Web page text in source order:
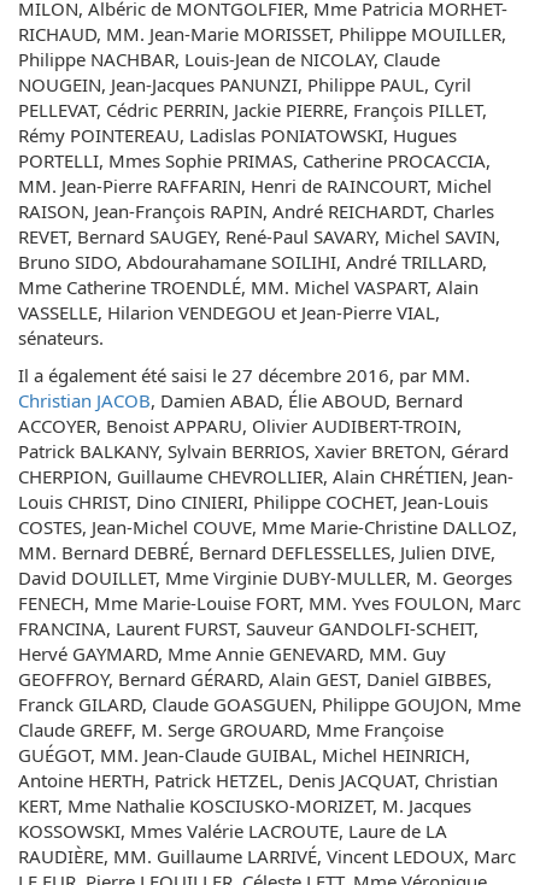
MILON, Albéric de MONTGOLFIER, Mme Patricia MORHET-
RICHAUD, MM. Jean-Marie MORISSET, Philippe MOUILLER,
Philippe NACHBAR, Louis-Jean de NICOLAY, Claude
NOUGEIN, Jean-Jacques PANUNZI, Philippe PAUL, Cyril
PELLEVAT, Cédric PERRIN, Jackie PIERRE, François PILLET,
Rémy POINTEREAU, Ladislas PONIATOWSKI, Hugues
PORTELLI, Mmes Sophie PRIMAS, Catherine PROCACCIA,
MM. Jean-Pierre RAFFARIN, Henri de RAINCOURT, Michel
RAISON, Jean-François RAPIN, André REICHARDT, Charles
REVET, Bernard SAUGEY, René-Paul SAVARY, Michel SAVIN,
Bruno SIDO, Abdourahamane SOILIHI, André TRILLARD,
Mme Catherine TROENDLÉ, MM. Michel VASPART, Alain
VASSELLE, Hilarion VENDEGOU et Jean-Pierre VIAL,
sénateurs.
Il a également été saisi le 27 décembre 2016, par MM.
Christian JACOB, Damien ABAD, Élie ABOUD, Bernard
ACCOYER, Benoist APPARU, Olivier AUDIBERT-TROIN,
Patrick BALKANY, Sylvain BERRIOS, Xavier BRETON, Gérard
CHERPION, Guillaume CHEVROLLIER, Alain CHRÉTIEN, Jean-
Louis CHRIST, Dino CINIERI, Philippe COCHET, Jean-Louis
COSTES, Jean-Michel COUVE, Mme Marie-Christine DALLOZ,
MM. Bernard DEBRÉ, Bernard DEFLESSELLES, Julien DIVE,
David DOUILLET, Mme Virginie DUBY-MULLER, M. Georges
FENECH, Mme Marie-Louise FORT, MM. Yves FOULON, Marc
FRANCINA, Laurent FURST, Sauveur GANDOLFI-SCHEIT,
Hervé GAYMARD, Mme Annie GENEVARD, MM. Guy
GEOFFROY, Bernard GÉRARD, Alain GEST, Daniel GIBBES,
Franck GILARD, Claude GOASGUEN, Philippe GOUJON, Mme
Claude GREFF, M. Serge GROUARD, Mme Françoise
GUÉGOT, MM. Jean-Claude GUIBAL, Michel HEINRICH,
Antoine HERTH, Patrick HETZEL, Denis JACQUAT, Christian
KERT, Mme Nathalie KOSCIUSKO-MORIZET, M. Jacques
KOSSOWSKI, Mmes Valérie LACROUTE, Laure de LA
RAUDIÈRE, MM. Guillaume LARRIVÉ, Vincent LEDOUX, Marc